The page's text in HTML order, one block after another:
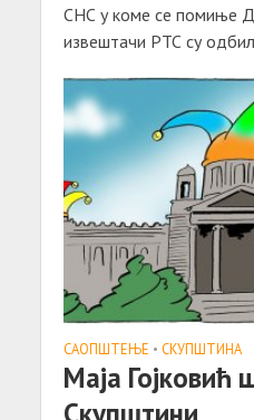
СНС у коме се помиње
извештачи РТС су
САОПШТЕЊE • СКУПШТИНА
Маја